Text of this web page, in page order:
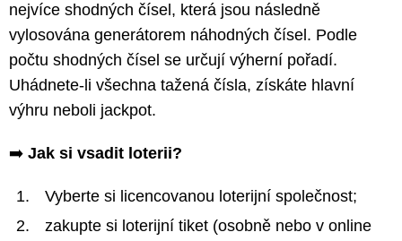
nejvíce shodných čísel, která jsou následně
vylosována generátorem náhodných čísel. Podle
počtu shodných čísel se určují výherní pořadí.
Uhádnete-li všechna tažená čísla, získáte hlavní
výhru neboli jackpot.
➡️ Jak si vsadit loterii?
Vyberte si licencovanou loterijní společnost;
zakupte si loterijní tiket (osobně nebo v online